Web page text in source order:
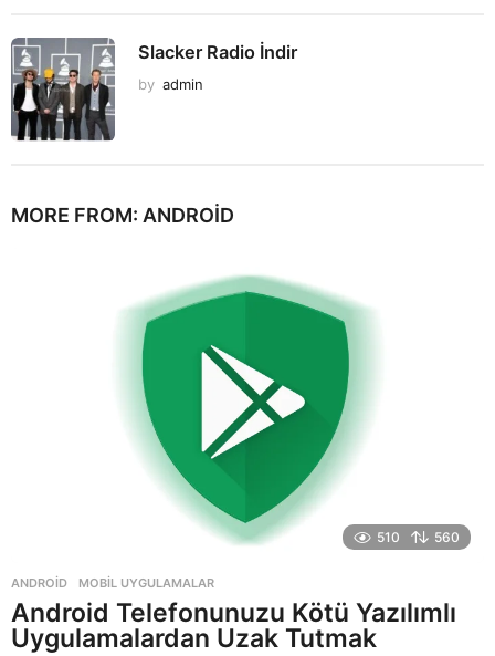
Slacker Radio İndir
by admin
MORE FROM: ANDROID
510 560
ANDROID ,MOBIL UYGULAMALAR
Android Telefonunuzu Kötü Yazılımlı
Uygulamalardan Uzak Tutmak